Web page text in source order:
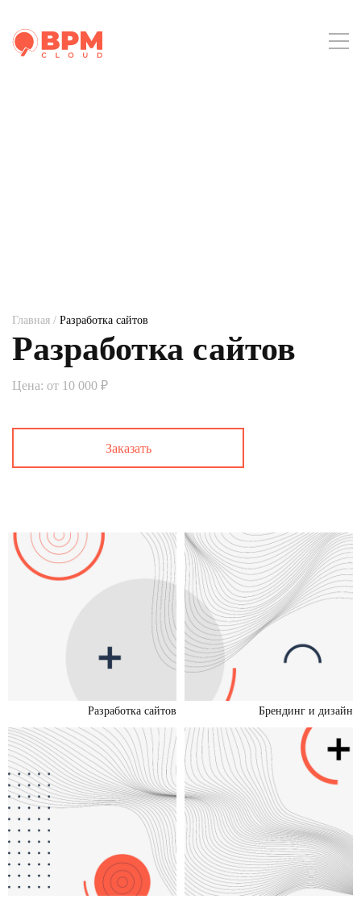
Главная / Разработка сайтов
Разработка сайтов
Цена: от 10 000 ₽
Заказать
Разработка сайтов Брендинг и дизайн